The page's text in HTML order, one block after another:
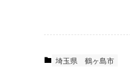
埼玉県 鶴ヶ島市